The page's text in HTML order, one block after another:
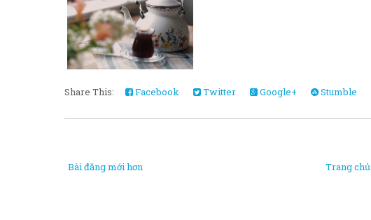
Share This: Facebook Twitter Google+ Stumble
Bài đăng mới hơn Trang chủ